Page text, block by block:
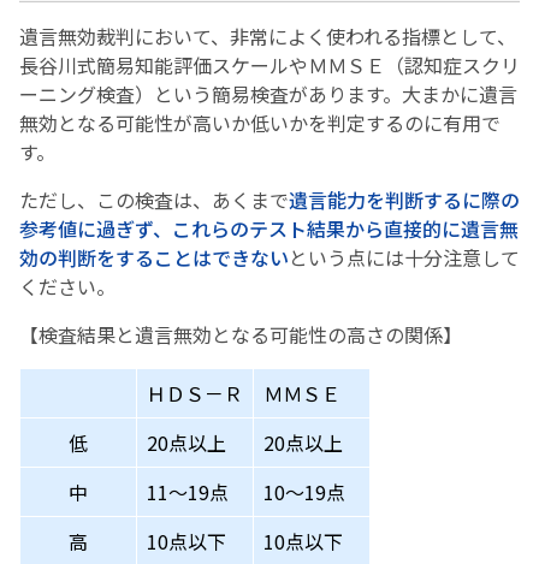
遺言無効裁判において、非常によく使われる指標として、
長谷川式簡易知能評価スケールやＭＭＳＥ（認知症スクリ
ーニング検査）という簡易検査があります。大まかに遺言
無効となる可能性が高いか低いかを判定するのに有用で
す。
ただし、この検査は、あくまで遺言能力を判断するに際の
参考値に過ぎず、これらのテスト結果から直接的に遺言無
効の判断をすることはできないという点には十分注意して
ください。
【検査結果と遺言無効となる可能性の高さの関係】
ＨＤＳ－Ｒ
ＭＭＳＥ
低
20点以上
20点以上
中
11～19点
10～19点
高
10点以下 10点以下